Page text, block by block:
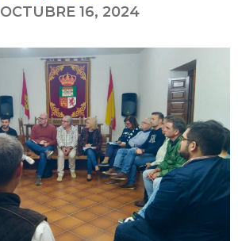
OCTUBRE 16, 2024